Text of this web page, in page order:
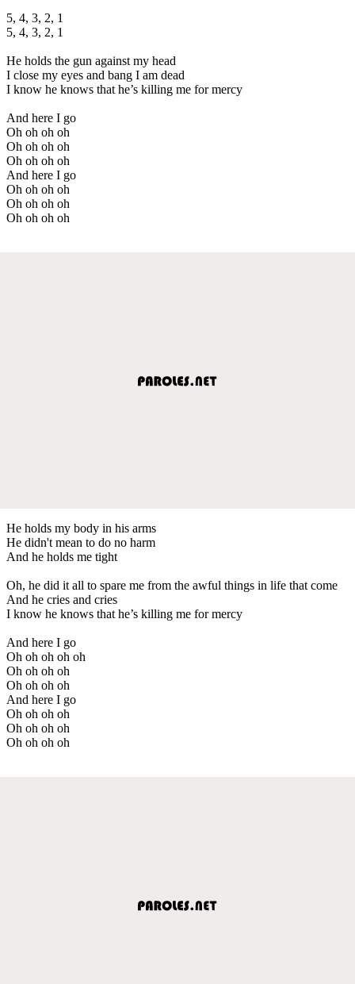
5, 4, 3, 2, 1
5, 4, 3, 2, 1
He holds the gun against my head
I close my eyes and bang I am dead
I know he knows that he’s killing me for mercy
And here I go
Oh oh oh oh
Oh oh oh oh
Oh oh oh oh
And here I go
Oh oh oh oh
Oh oh oh oh
Oh oh oh oh
He holds my body in his arms
He didn't mean to do no harm
And he holds me tight
Oh, he did it all to spare me from the awful things in life that come
And he cries and cries
I know he knows that he’s killing me for mercy
And here I go
Oh oh oh oh oh
Oh oh oh oh
Oh oh oh oh
And here I go
Oh oh oh oh
Oh oh oh oh
Oh oh oh oh